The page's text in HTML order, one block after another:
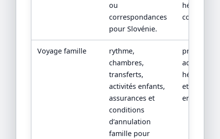
ou
correspondances
pour Slovénie.
confirmés.
Voyage famille
rythme,
chambres,
transferts,
activités enfants,
assurances et
conditions
d’annulation
famille pour
adapté,
et
enfants.